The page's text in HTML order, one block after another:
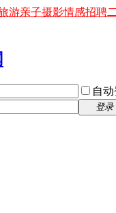
游亲子摄影情感招聘
自
登录